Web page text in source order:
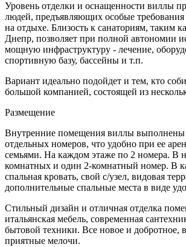
Уровень отделки и оснащенности виллы
людей, предъявляющих особые
на отдыхе. Близость к санаториям, таким
Днепр, позволяет при полной автономии
мощную инфраструктуру - лечение,
спортивную базу, бассейны и т.п.
Вариант идеально подойдет и тем, кто
большой компанией, состоящей из
Размещение
Внутренние помещения виллы выполнены
отдельных номеров, что удобно при ее
семьями. На каждом этаже по 2 номера. В
комнатных и один 2-комнатный номер. В
спальная кровать, свой с/узел, видовая
дополнительные спальные места в виде
Стильный дизайн и отличная отделка
итальянская мебель, современная
бытовой техники. Все новое и добротное,
приятные мелочи.